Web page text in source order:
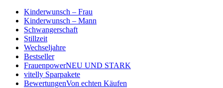
Kinderwunsch – Frau
Kinderwunsch – Mann
Schwangerschaft
Stillzeit
Wechseljahre
Bestseller
FrauenpowerNEU UND STARK
vitelly Sparpakete
BewertungenVon echten Käufen